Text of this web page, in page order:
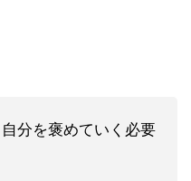
分を褒めていく必要